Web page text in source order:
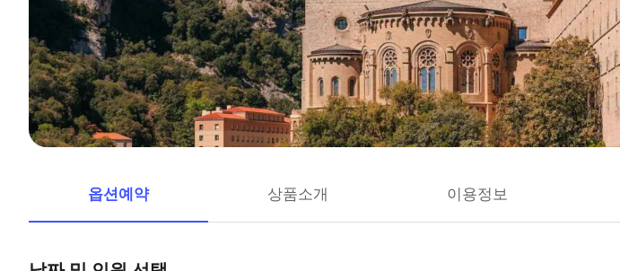
옵션예약 상품소개 이용정보